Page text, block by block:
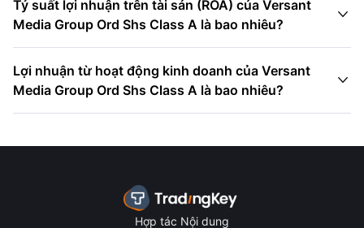
Tỷ suất lợi nhuận trên tài sản (ROA) của Versant
Media Group Ord Shs Class A là bao nhiêu?

Lợi nhuận từ hoạt động kinh doanh của Versant
Media Group Ord Shs Class A là bao nhiêu?

Hợp tác Nội dung